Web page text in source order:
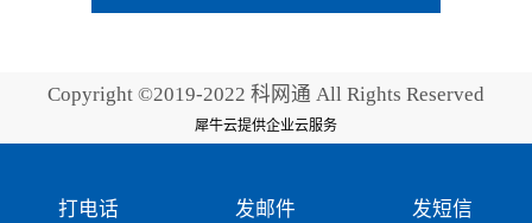
Copyright ©2019-2022 科网通 All Rights Reserved
犀牛云提供企业云服务
打电话 发邮件 发短信